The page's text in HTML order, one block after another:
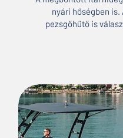
nyári hőségben is.
pezsgőhűtő is